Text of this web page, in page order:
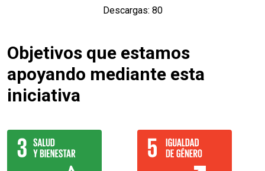
Descargas: 80
Objetivos que estamos
apoyando mediante esta
iniciativa